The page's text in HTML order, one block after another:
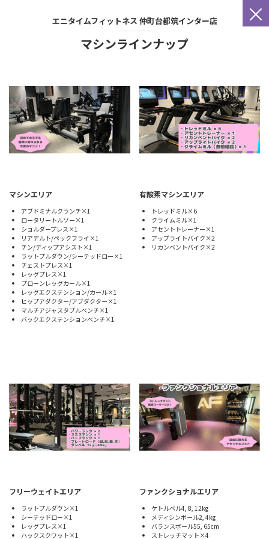
×
エニタイムフィットネス 仲町台都筑インター店
マシンラインナップ
マシンエリア
アブドミナルクランチ×1
ロータリートルソー×1
ショルダープレス×1
リアデルト/ペックフライ×1
チン/ディップアシスト×1
ラットプルダウン/シーテッドロー×1
チェストプレス×1
レッグプレス×1
プローンレッグカール×1
レッグエクステンション/カール×1
ヒップアダクター/アブダクター×1
マルチアジャスタブルベンチ×1
バックエクステンションベンチ×1
有酸素マシンエリア
トレッドミル×6
クライムミル×1
アセントトレーナー×1
アップライトバイク×2
リカンベントバイク×2
フリーウェイトエリア
ラットプルダウン×1
シーテッドロー×1
レッグプレス×1
ハックスクワット×1
ファンクショナルエリア
ケトルベル4, 8, 12kg
メディシンボール2, 4kg
バランスボール55, 65cm
ストレッチマット×4